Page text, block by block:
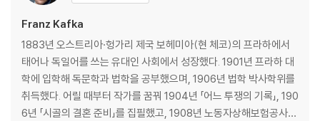
Franz Kafka
1883년 오스트리아·헝가리 제국 보헤미아(현 체코)의 프라하에서
태어나 독일어를 쓰는 유대인 사회에서 성장했다. 1901년 프라하 대
학에 입학해 독문학과 법학을 공부했으며, 1906년 법학 박사학위를
취득했다. 어릴 때부터 작가를 꿈꿔 1904년 「어느 투쟁의 기록」, 190
6년 「시골의 결혼 준비」를 집필했고, 1908년 노동자상해보험공사에